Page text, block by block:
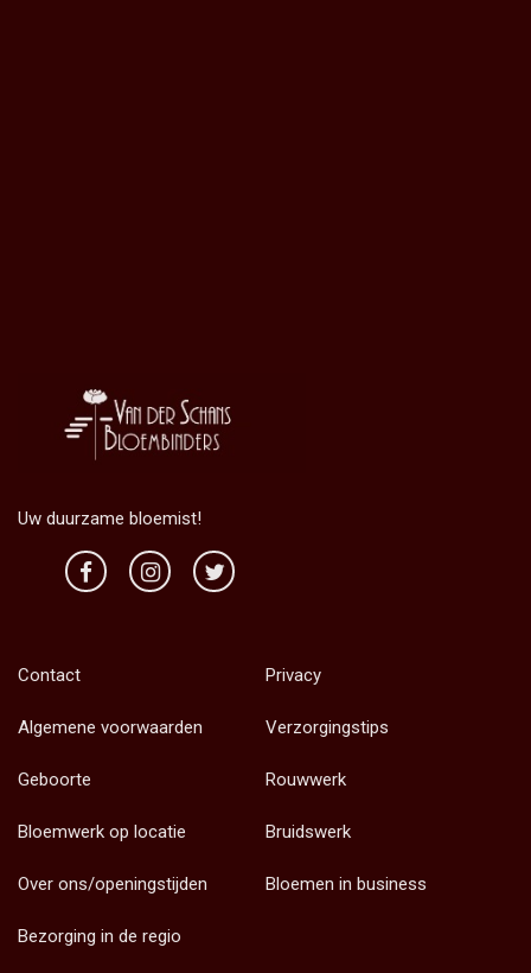
Uw duurzame bloemist!
Contact Privacy
Algemene voorwaarden Verzorgingstips
Geboorte Rouwwerk
Bloemwerk op locatie Bruidswerk
Over ons/openingstijden Bloemen in business
Bezorging in de regio